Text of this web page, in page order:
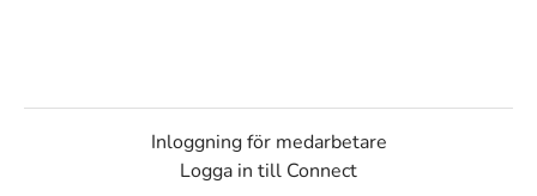
Inloggning för medarbetare
Logga in till Connect